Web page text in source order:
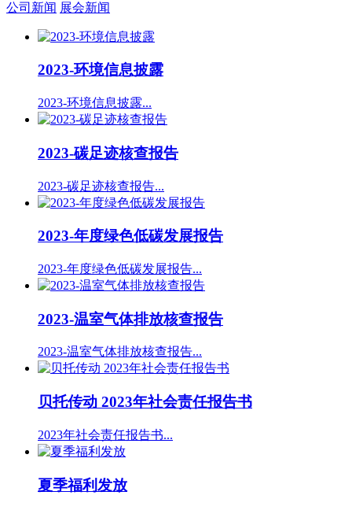
公司新闻 展会新闻
2023-环境信息披露
2023-环境信息披露...
2023-碳足迹核查报告
2023-碳足迹核查报告...
2023-年度绿色低碳发展报告
2023-年度绿色低碳发展报告...
2023-温室气体排放核查报告
2023-温室气体排放核查报告...
贝托传动 2023年社会责任报告书
2023年社会责任报告书...
夏季福利发放